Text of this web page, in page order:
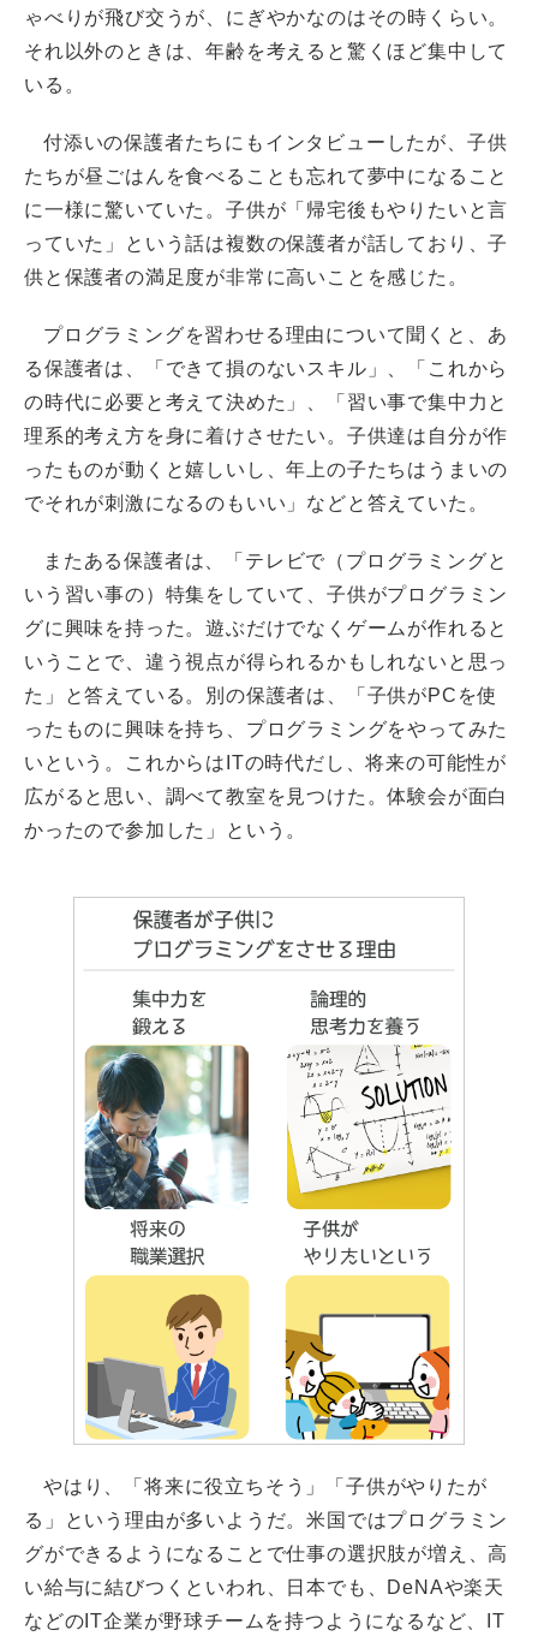
ゃべりが飛び交うが、にぎやかなのはその時くらい。
それ以外のときは、年齢を考えると驚くほど集中して
いる。
付添いの保護者たちにもインタビューしたが、子供
たちが昼ごはんを食べることも忘れて夢中になること
に一様に驚いていた。子供が「帰宅後もやりたいと言
っていた」という話は複数の保護者が話しており、子
供と保護者の満足度が非常に高いことを感じた。
プログラミングを習わせる理由について聞くと、あ
る保護者は、「できて損のないスキル」、「これから
の時代に必要と考えて決めた」、「習い事で集中力と
理系的考え方を身に着けさせたい。子供達は自分が作
ったものが動くと嬉しいし、年上の子たちはうまいの
でそれが刺激になるのもいい」などと答えていた。
またある保護者は、「テレビで（プログラミングと
いう習い事の）特集をしていて、子供がプログラミン
グに興味を持った。遊ぶだけでなくゲームが作れると
いうことで、違う視点が得られるかもしれないと思っ
た」と答えている。別の保護者は、「子供がPCを使
ったものに興味を持ち、プログラミングをやってみた
いという。これからはITの時代だし、将来の可能性が
広がると思い、調べて教室を見つけた。体験会が面白
かったので参加した」という。
やはり、「将来に役立ちそう」「子供がやりたが
る」という理由が多いようだ。米国ではプログラミン
グができるようになることで仕事の選択肢が増え、高
い給与に結びつくといわれ、日本でも、DeNAや楽天
などのIT企業が野球チームを持つようになるなど、IT